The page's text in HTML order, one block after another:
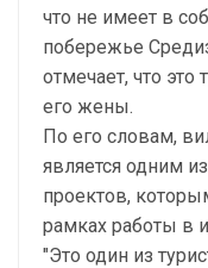
что не имеет в
побережье
отмечает, что это
его жены.
По его словам,
является одним
проектов,
рамках работы в
"Это один из